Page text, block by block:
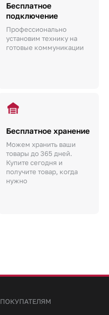
Бесплатное
подключение
Профессионально
установим технику на
готовые коммуникации
Бесплатное хранение
Можем хранить ваши
товары до 365 дней.
Купите сегодня и
получите товар, когда
нужно
ПОКУПАТЕЛЯМ